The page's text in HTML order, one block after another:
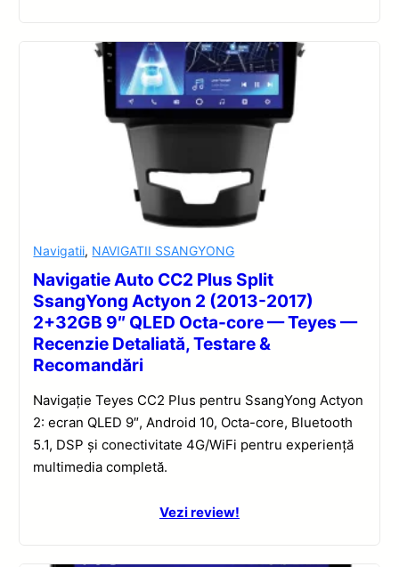
Navigatii, NAVIGATII SSANGYONG
Navigatie Auto CC2 Plus Split
SsangYong Actyon 2 (2013-2017)
2+32GB 9″ QLED Octa-core — Teyes —
Recenzie Detaliată, Testare &
Recomandări
Navigație Teyes CC2 Plus pentru SsangYong Actyon
2: ecran QLED 9″, Android 10, Octa-core, Bluetooth
5.1, DSP și conectivitate 4G/WiFi pentru experiență
multimedia completă.
Vezi review!